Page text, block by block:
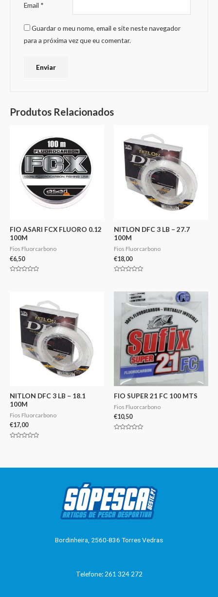
Email *
Guardar o meu nome, email e site neste navegador
para a próxima vez que eu comentar.
Produtos Relacionados
FIO ASARI FCX FLUORO 0.12
100M
Fios Fluorcarbono
€6,50
NITLON DFC 3 LB – 27.7
100M
Fios Fluorcarbono
€18,00
5
NITLON DFC 3 LB – 18.1
100M
Fios Fluorcarbono
€17,00
FIO SUPER 21 FC 100 MTS
Fios Fluorcarbono
€10,50
Bordinheira, 2560-836 Torres Vedras
Telefone: 261 324 272